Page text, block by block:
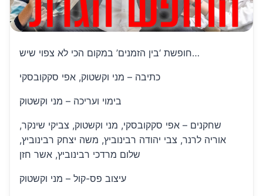
חופשת ‘בין הזמנים’ במקום הכי לא צפוי שיש…
כתיבה – מני וקשטוק, אפי סקקובסקי
בימוי ועריכה – מני וקשטוק
שחקנים – אפי סקקובסקי, מני וקשטוק, צביקי שינקר,
אוריה לרנר, צבי יהודה רבינוביץ, משה יצחק רבינוביץ,
שלום מרדכי רבינוביץ, אשר חזן
עיצוב פס-קול – מני וקשטוק